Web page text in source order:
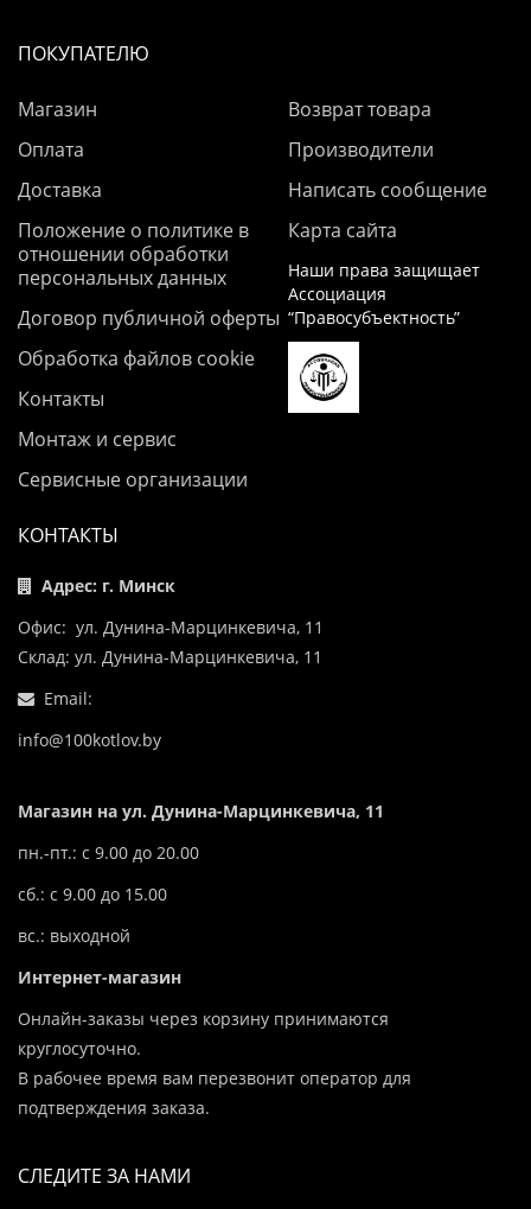
ПОКУПАТЕЛЮ
Магазин
Оплата
Доставка
Положение о политике в
отношении обработки
персональных данных
Договор публичной оферты
Обработка файлов cookie
Контакты
Монтаж и сервис
Сервисные организации
Возврат товара
Производители
Написать сообщение
Карта сайта
Наши права защищает
Ассоциация
“Правосубъектность”
КОНТАКТЫ
Адрес: г. Минск
Офис: ул. Дунина-Марцинкевича, 11
Склад: ул. Дунина-Марцинкевича, 11
Email:
info@100kotlov.by
Магазин на ул. Дунина-Марцинкевича, 11
пн.-пт.: с 9.00 до 20.00
сб.: с 9.00 до 15.00
вс.: выходной
Интернет-магазин
Онлайн-заказы через корзину принимаются
круглосуточно.
В рабочее время вам перезвонит оператор для
подтверждения заказа.
СЛЕДИТЕ ЗА НАМИ